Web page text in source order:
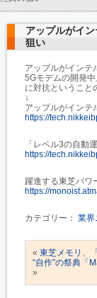
アップルがイ
狙い
アップルがインテ
5Gモデムの開発
に対抗ということ
↓
アップルがインテ
https://
「レベル3の自動
https://
躍進する東芝パワ
https://
カテゴリー： 業界
« 東芝メモリ、
“自作”の祭典「
»